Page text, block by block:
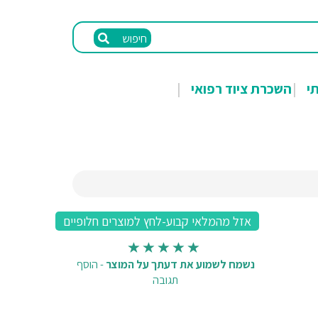
חיפוש
השכרת ציוד רפואי
נשמח לשמוע את דעתך על המוצר-הוסף
תגובה